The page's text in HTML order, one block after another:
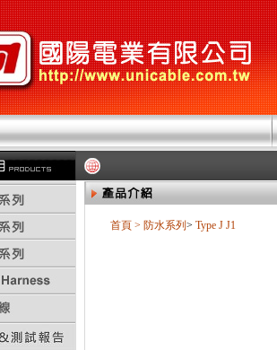
首頁 > 防水系列 > Type J J1